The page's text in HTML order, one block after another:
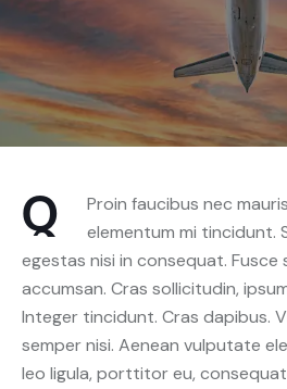
Q
Proin faucibus nec
elementum mi tincidunt.
egestas nisi in consequat. Fusce
accumsan. Cras sollicitudin,
Integer tincidunt. Cras dapibus.
semper nisi. Aenean vulputate
leo ligula, porttitor eu,